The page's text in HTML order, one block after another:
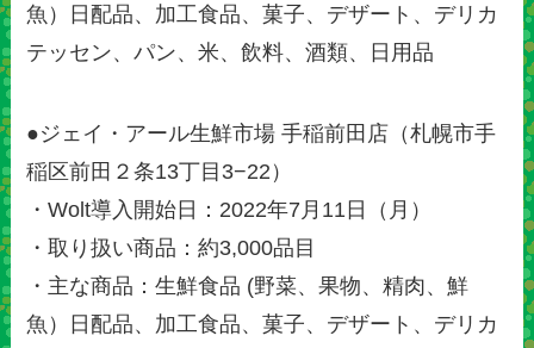
魚）日配品、加工食品、菓子、デザート、デリカ
テッセン、パン、米、飲料、酒類、日用品
●ジェイ・アール生鮮市場 手稲前田店（札幌市手
稲区前田２条13丁目3−22）
・Wolt導入開始日：2022年7月11日（月）
・取り扱い商品：約3,000品目
・主な商品：生鮮食品 (野菜、果物、精肉、鮮
魚）日配品、加工食品、菓子、デザート、デリカ